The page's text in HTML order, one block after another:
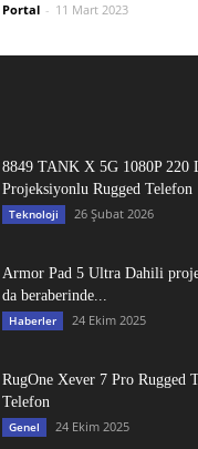
- 11 Mart 2023
8849 TANK X 5G 1080P 220
Projeksiyonlu Rugged Telefon
Teknoloji 26 Şubat 2026
Armor Pad 5 Ultra Dahili
da beraberinde...
Haberler 24 Ekim 2025
RugOne Xever 7 Pro Rugged
Telefon
Genel 24 Ekim 2025